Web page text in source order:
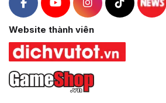
Hacom Facebook
Hacom YouTube
Hacom Instagram
Hacom
Website thành viên